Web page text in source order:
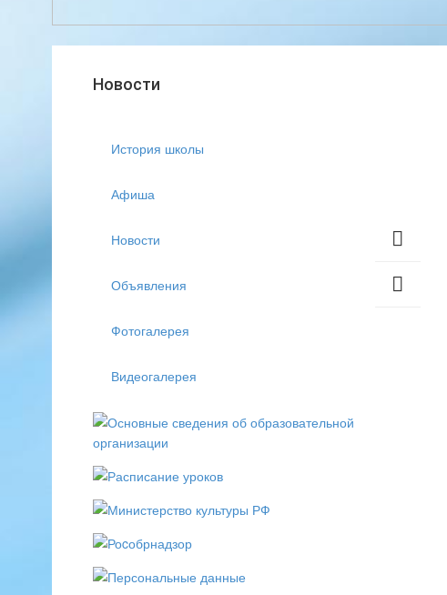
Новости
История школы
Афиша
Новости
Объявления
Фотогалерея
Видеогалерея